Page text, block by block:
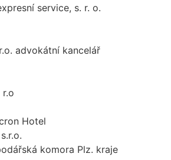
service, s. r. o.
advokátní kancelář
r.o
Hotel
komora Plz. kraje